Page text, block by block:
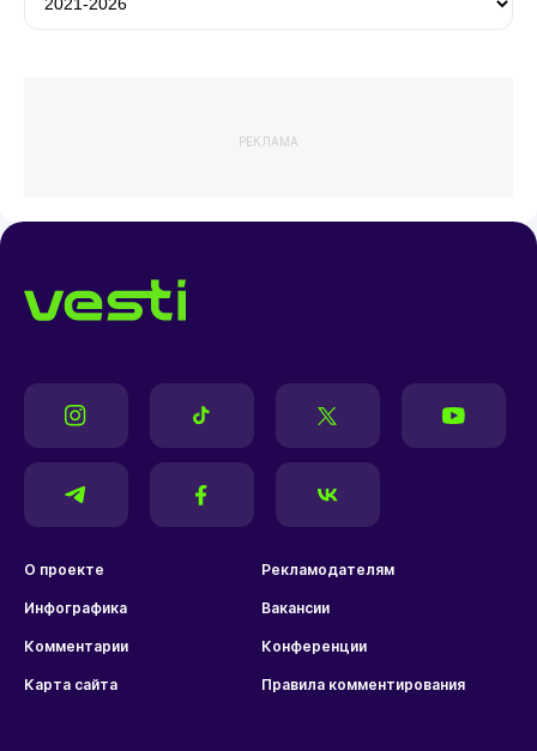
РЕКЛАМА
О проекте Рекламодателям
Инфографика Вакансии
Комментарии Конференции
Карта сайта Правила комментирования